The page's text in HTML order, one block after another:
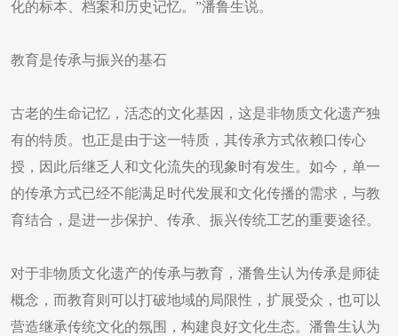
化的标本、档案和历史记忆。”潘鲁生说。
教育是传承与振兴的基石
古老的生命记忆，活态的文化基因，这是非物质文化遗产独
有的特质。也正是由于这一特质，其传承方式依赖口传心
授，因此后继乏人和文化流失的现象时有发生。如今，单一
的传承方式已经不能满足时代发展和文化传播的需求，与教
育结合，是进一步保护、传承、振兴传统工艺的重要途径。
对于非物质文化遗产的传承与教育，潘鲁生认为传承是师徒
概念，而教育则可以打破地域的局限性，扩展受众，也可以
营造继承传统文化的氛围，构建良好文化生态。潘鲁生认为